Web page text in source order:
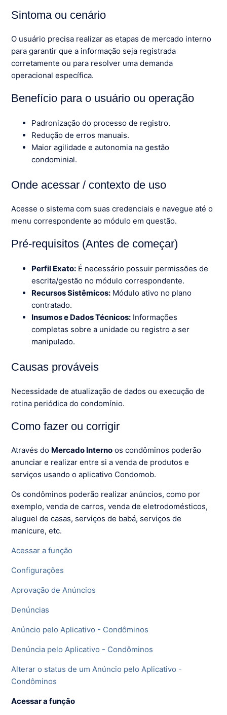
Sintoma ou cenário
O usuário precisa realizar as etapas de mercado interno
para garantir que a informação seja registrada
corretamente ou para resolver uma demanda
operacional específica.
Benefício para o usuário ou operação
Padronização do processo de registro.
Redução de erros manuais.
Maior agilidade e autonomia na gestão
condominial.
Onde acessar / contexto de uso
Acesse o sistema com suas credenciais e navegue até o
menu correspondente ao módulo em questão.
Pré-requisitos (Antes de começar)
Perfil Exato: É necessário possuir permissões de
escrita/gestão no módulo correspondente.
Recursos Sistêmicos: Módulo ativo no plano
contratado.
Insumos e Dados Técnicos: Informações
completas sobre a unidade ou registro a ser
manipulado.
Causas prováveis
Necessidade de atualização de dados ou execução de
rotina periódica do condomínio.
Como fazer ou corrigir
Através do Mercado Interno os condôminos poderão
anunciar e realizar entre si a venda de produtos e
serviços usando o aplicativo Condomob.
Os condôminos poderão realizar anúncios, como por
exemplo, venda de carros, venda de eletrodomésticos,
aluguel de casas, serviços de babá, serviços de
manicure, etc.
Acessar a função
Configurações
Aprovação de Anúncios
Denúncias
Anúncio pelo Aplicativo - Condôminos
Denúncia pelo Aplicativo - Condôminos
Alterar o status de um Anúncio pelo Aplicativo -
Condôminos
Acessar a função